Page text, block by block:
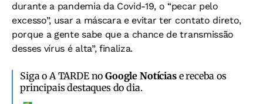
durante a pandemia da Covid-19, o “pecar pelo
excesso”, usar a máscara e evitar ter contato direto,
porque a gente sabe que a chance de transmissão
desses vírus é alta”, finaliza.
Siga o A TARDE noGoogle Notíciase receba os
principais destaques do dia.